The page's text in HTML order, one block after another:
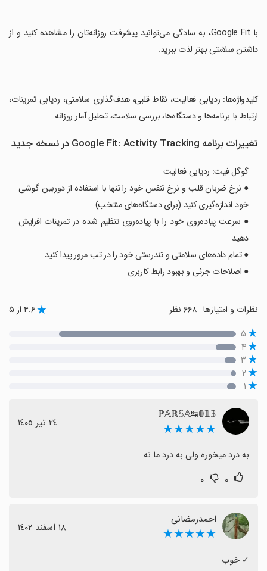
‏با Google Fit، به سادگی می‌توانید پیشرفت روزانه‌تان را مشاهده کنید و از
داشتن سلامتی بهتر لذت ببرید.
‏کلیدواژه‌ها: ردیابی فعالیت، نقاط قلبی، هدف‌گذاری سلامتی، ردیابی تمرینات،
ارتباط با برنامه‌ها و دستگاه‌ها، بررسی سلامت، تحلیل آمار روزانه.
تغییرات برنامه Google Fit: Activity Tracking در نسخه جدید
گوگل فیت: ردیابی فعالیت
● نرخ ضربان قلب و نرخ تنفس خود را تنها با استفاده از دوربین گوشی
خود اندازه‌گیری کنید (برای دستگاه‌های منتخب)
● سرعت پیاده‌روی خود را با پیاده‌روی تنظیم شده در تمرینات افزایش
دهید
● تمام داده‌های سلامتی و تندرستی خود را در تب مرور پیدا کنید
● اصلاحات جزئی و بهبود رابط کاربری
نظرات و امتیازها ۴.۶ از ۵
۵
۴
۳
۲
۱
ℙ𝔸ℝ𝕊𝔸↹𝟘𝟙𝟛
★★★★★ ٢٤ تیر ١٤٠٥
به درد میخوره ولی به درد ما نه
۰ ۰
احمدرمضانی
★★★★★ ١٨ اسفند ١٤٠٢
‏✓ خوب